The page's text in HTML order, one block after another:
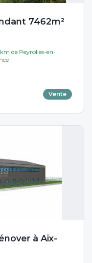
7462m²
km de Peyrolles-en-
Vente
à Aix-